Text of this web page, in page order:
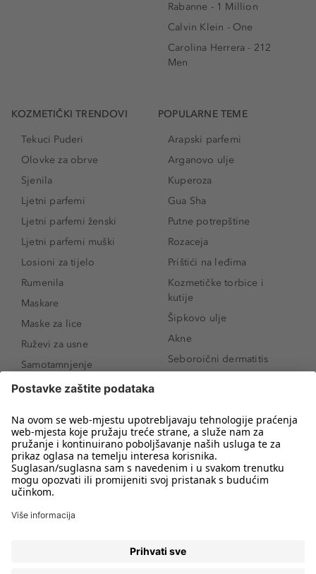
Rabanne - 1 Million
Calvin Klein - One
Carolina Herrera - 212
Men
KOZMETIČKI TRENDOVI
Tekuci Puderi
Olovke za obrve
Sjenila
Ljetni parfemi
Ljetni parfemi ženski
Ljetni parfemi muški
Losioni za tijelo
Rumenila
Maskare
Maske za lice
Ruževi za usne
Samotamnjenje
Puderi
Proizvodi za obrve
Sunce i zaštita
Serumi za lice
Proizvodi za čišćenje lica
POPULARNE TEME
Arapski parfemi
Arganovo ulje
Kuperoza
Gua Sha
Putne potrepštine
Rozaceja
Prištići na leđima
Kozmetičke torbice i
kutije
Šipkovo ulje
Akne
Seboroični dermatitis
Novo
Koji mi parfem
odgovara?
Kako našminkati oči da
Kako ukloniti mitesere